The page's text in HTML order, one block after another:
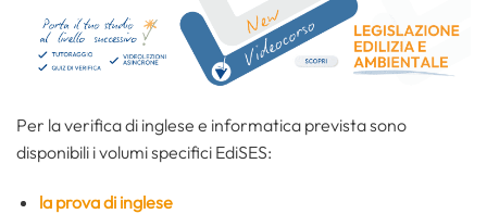
Per la verifica di inglese e informatica prevista sono
disponibili i volumi specifici EdiSES:
la prova di inglese